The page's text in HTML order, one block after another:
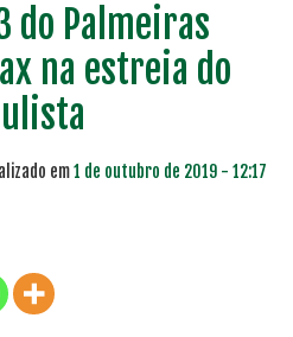
do Palmeiras
na estreia do
em1 de outubro de 2019 - 12:17